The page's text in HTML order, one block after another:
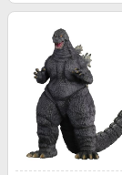
旅行・レジャー・
生活・お役立ち
金融・マネー・保険
デジタルコンテン
ビジネス・その他
Qoo10メガポ
Samsung ボーナ
週末の高還元 夏の